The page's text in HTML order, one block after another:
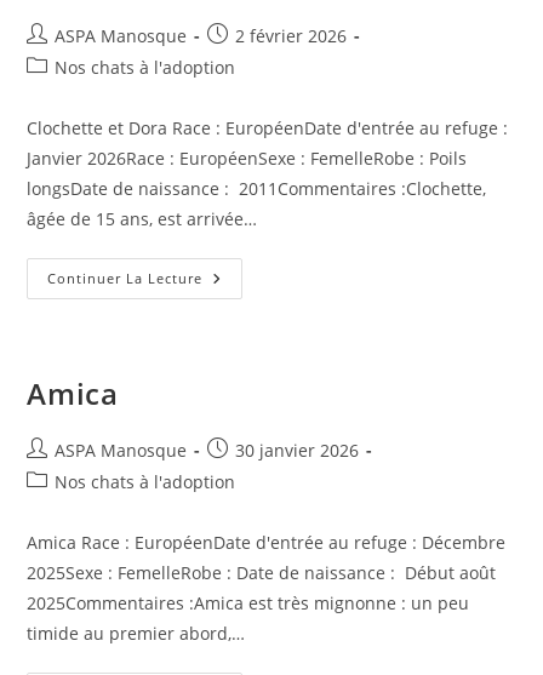
Auteur/autrice
de
ASPA Manosque
Publication
publiée :
2 février 2026
PostNos chats à l'adoption
Clochette et Dora Race : EuropéenDate d'entrée au refuge :
Janvier 2026Race : EuropéenSexe : FemelleRobe : Poils
longsDate de naissance : 2011Commentaires :Clochette,
âgée de 15 ans, est arrivée…
Continuer La Lecture Clochette
Et
Amica
Auteur/autrice
de
ASPA Manosque
Publication
publiée :
30 janvier 2026
PostNos chats à l'adoption
Amica Race : EuropéenDate d'entrée au refuge : Décembre
2025Sexe : FemelleRobe : Date de naissance : Début août
2025Commentaires :Amica est très mignonne : un peu
timide au premier abord,…